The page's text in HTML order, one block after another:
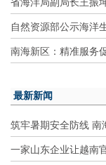
自然资源部公示海洋
南海新区：精准服务
最新新闻
筑牢暑期安全防线 南
一家山东企业让越南